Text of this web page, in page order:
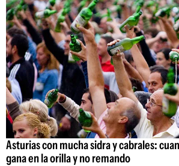
Asturias con mucha sidra y cabrales:
gana en la orilla y no remando